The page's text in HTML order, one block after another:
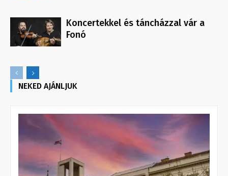
Koncertekkel és táncházzal vár a
Fonó
NEKED AJÁNLJUK